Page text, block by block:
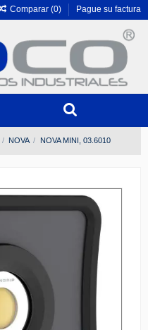
Comparar (0) Pague su factura
NOVA NOVA MINI, 03.6010